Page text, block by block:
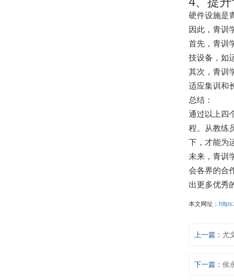
硬件设施是
因此，青训
首先，青训
技设备，如
其次，青训
适应集训和
总结：
通过以上四
程。从教练
下，才能为
未来，青训
会各界的合
出更多优秀
本文网址：
上一篇： 尤
下一篇： 侯